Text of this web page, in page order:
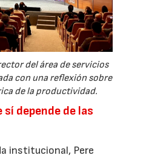
del área de servicios
con una reflexión sobre
de la productividad.
depende de las
institucional, Pere